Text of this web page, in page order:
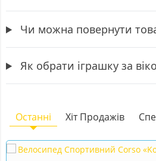
Чи можна повернути
Як обрати іграшку за
Останні Хіт Продажів